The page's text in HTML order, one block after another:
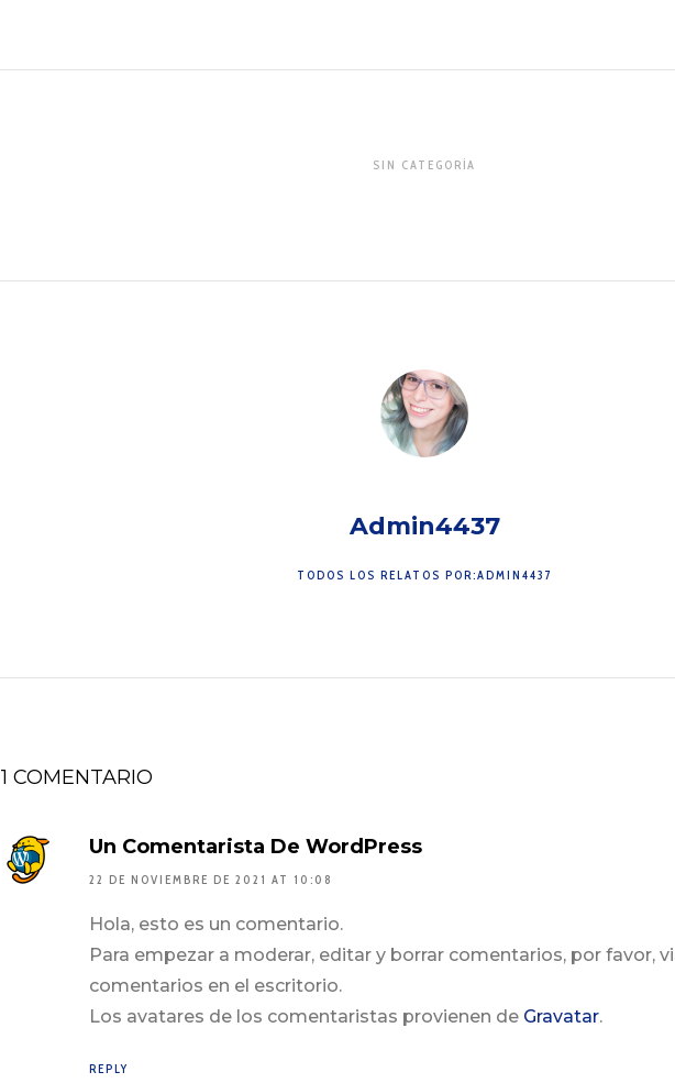
SIN CATEGORÍA
Admin4437
TODOS LOS RELATOS POR:ADMIN4437
1 COMENTARIO
Un Comentarista De WordPress
22 DE NOVIEMBRE DE 2021 AT 10:08
Hola, esto es un comentario.
Para empezar a moderar, editar y borrar comentarios, por favor,
comentarios en el escritorio.
Los avatares de los comentaristas provienen de Gravatar.
REPLY